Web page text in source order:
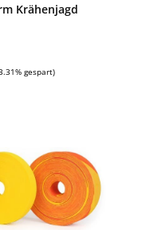
Krähenjagd
gespart)